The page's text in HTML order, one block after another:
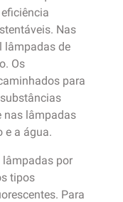
Nas
lâmpadas de
Os
para
nas lâmpadas
e a água.
lâmpadas por
tipos
Para